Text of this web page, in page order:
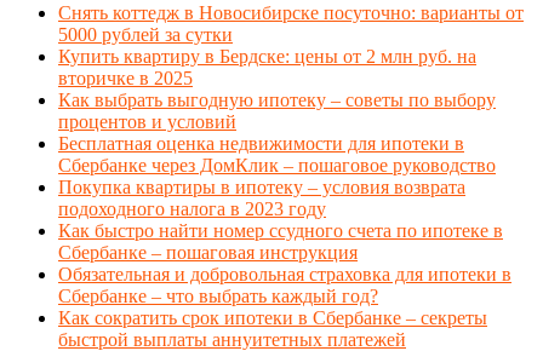
Снять коттедж в Новосибирске посуточно: варианты от
5000 рублей за сутки
Купить квартиру в Бердске: цены от 2 млн руб. на
вторичке в 2025
Как выбрать выгодную ипотеку – советы по выбору
процентов и условий
Бесплатная оценка недвижимости для ипотеки в
Сбербанке через ДомКлик – пошаговое руководство
Покупка квартиры в ипотеку – условия возврата
подоходного налога в 2023 году
Как быстро найти номер ссудного счета по ипотеке в
Сбербанке – пошаговая инструкция
Обязательная и добровольная страховка для ипотеки в
Сбербанке – что выбрать каждый год?
Как сократить срок ипотеки в Сбербанке – секреты
быстрой выплаты аннуитетных платежей